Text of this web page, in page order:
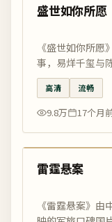
热门
盛世如你所愿
《盛世如你所
事，易烊千玺与
免费在线观看，
高清 流畅
9.8万 17个月
热门
雷霆悬案
《雷霆悬案》